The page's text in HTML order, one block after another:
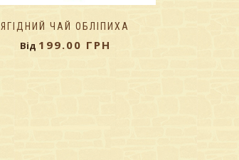
ЯГІДНИЙ ЧАЙ ОБЛІПИХА
Від 199.00 ГРН